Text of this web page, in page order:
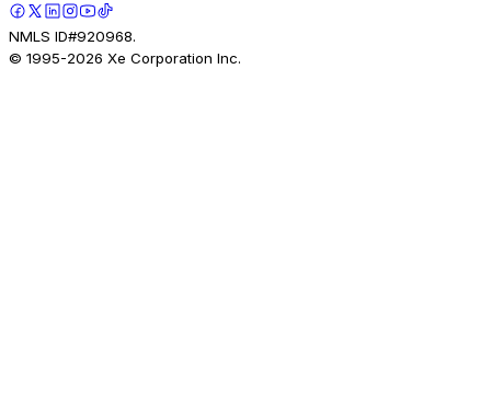
NMLS ID#920968.
© 1995-2026 Xe Corporation Inc.